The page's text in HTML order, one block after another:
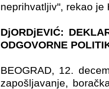
neprihvatljiv", rekao je
DjORDjEVIĆ:
ODGOVORNE
BEOGRAD, 12.
zapošljavanje,